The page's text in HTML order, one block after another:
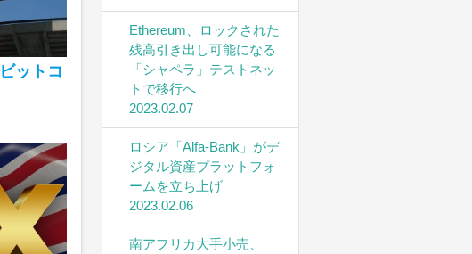
ットコ
Ethereum、ロックされた
残高引き出し可能になる
「シャペラ」テストネッ
トで移行へ
2023.02.07
ロシア「Alfa-Bank」がデ
ジタル資産プラットフォ
ームを立ち上げ
2023.02.06
南アフリカ大手小売、